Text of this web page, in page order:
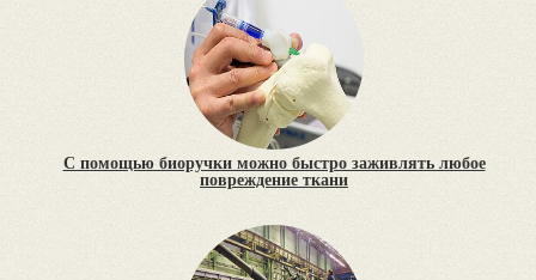
С помощью биоручки можно быстро заживлять любое
повреждение ткани